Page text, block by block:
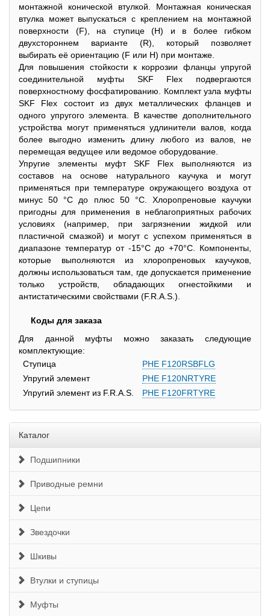
монтажной конической втулкой. Монтажная коническая
втулка может выпускаться с креплением на монтажной
поверхности (F), на ступице (H) и в более гибком
двухстороннем варианте (R), который позволяет
выбирать её ориентацию (F или H) при монтаже.
Для повышения стойкости к коррозии фланцы упругой
соединительной муфты SKF Flex подвергаются
поверхностному фосфатированию. Комплект узла муфты
SKF Flex состоит из двух металлических фланцев и
одного упругого элемента. В качестве дополнительного
устройства могут применяться удлинители валов, когда
более выгодно изменить длину любого из валов, не
перемещая ведущее или ведомое оборудование.
Упругие элементы муфт SKF Flex выполняются из
составов на основе натурального каучука и могут
применяться при температуре окружающего воздуха от
минус 50 °C до плюс 50 °C. Хлоропреновые каучуки
пригодны для применения в неблагоприятных рабочих
условиях (например, при загрязнении жидкой или
пластичной смазкой) и могут с успехом применяться в
диапазоне температур от -15°C до +70°C. Компоненты,
которые выполняются из хлоропреновых каучуков,
должны использоваться там, где допускается применение
только устройств, обладающих огнестойкими и
антистатическими свойствами (F.R.A.S.).
Коды для заказа
Для данной муфты можно заказать следующие
комплектующие:
Ступица
PHE F120RSBFLG
Упругий элемент
PHE F120NRTYRE
Упругий элемент из F.R.A.S.
PHE F120FRTYRE
Каталог
Подшипники
Приводные ремни
Цепи
Звездочки
Шкивы
Втулки и ступицы
Муфты